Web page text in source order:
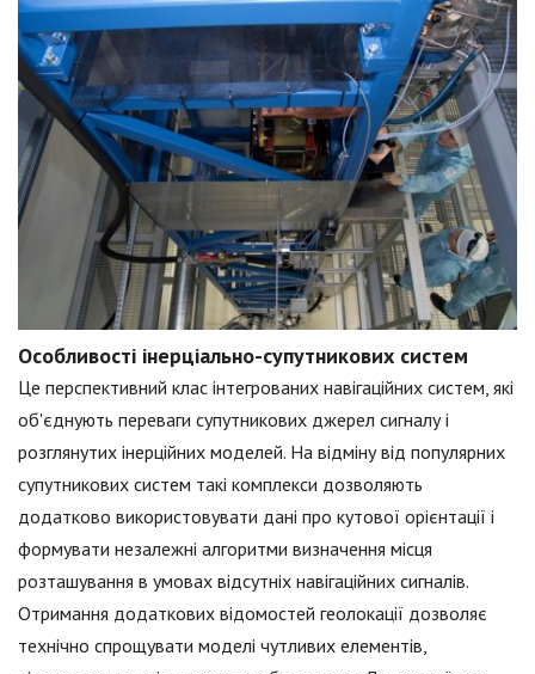
Особливості інерціально-супутникових систем
Це перспективний клас інтегрованих навігаційних систем, які
об'єднують переваги супутникових джерел сигналу і
розглянутих інерційних моделей. На відміну від популярних
супутникових систем такі комплекси дозволяють
додатково використовувати дані про кутової орієнтації і
формувати незалежні алгоритми визначення місця
розташування в умовах відсутніх навігаційних сигналів.
Отримання додаткових відомостей геолокації дозволяє
технічно спрощувати моделі чутливих елементів,